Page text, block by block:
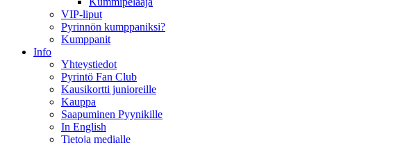
VIP-liput
Pyrinnön kumppaniksi?
Kumppanit
Info
Yhteystiedot
Pyrintö Fan Club
Kausikortti junioreille
Kauppa
Saapuminen Pyynikille
In English
Tietoja medialle